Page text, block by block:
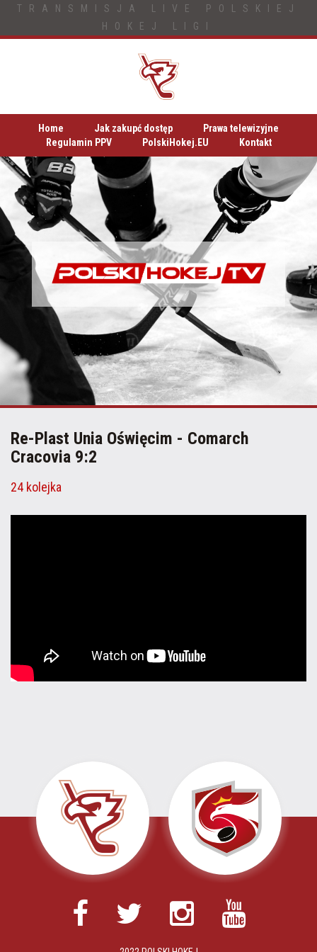
TRANSMISJA LIVE POLSKIEJ
HOKEJ LIGI
Home Jak zakupć dostęp
Prawa telewizyjne
Regulamin PPV
PolskiHokej.EU Kontakt
Re-Plast Unia Oświęcim - Comarch
Cracovia 9:2
24 kolejka